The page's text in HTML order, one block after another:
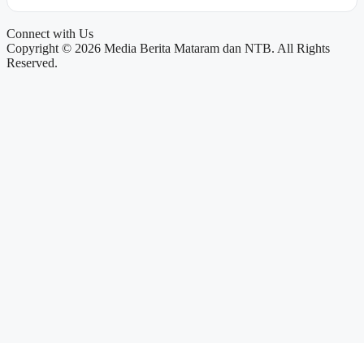
Connect with Us
Copyright © 2026 Media Berita Mataram dan NTB. All Rights
Reserved.